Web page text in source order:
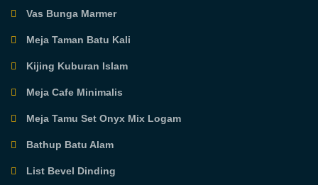
Vas Bunga Marmer
Meja Taman Batu Kali
Kijing Kuburan Islam
Meja Cafe Minimalis
Meja Tamu Set Onyx Mix Logam
Bathup Batu Alam
List Bevel Dinding